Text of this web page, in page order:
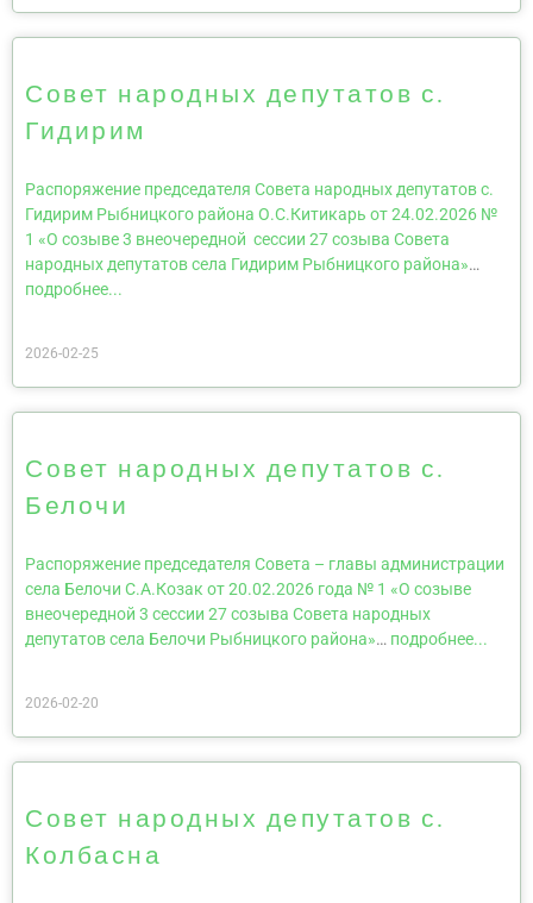
Совет народных депутатов с.
Гидирим
Распоряжение председателя Совета народных депутатов с.
Гидирим Рыбницкого района О.С.Китикарь от 24.02.2026 №
1 «О созыве 3 внеочередной сессии 27 созыва Совета
народных депутатов села Гидирим Рыбницкого района»…
подробнее...
2026-02-25
Совет народных депутатов с.
Белочи
Распоряжение председателя Совета – главы администрации
села Белочи С.А.Козак от 20.02.2026 года № 1 «О созыве
внеочередной 3 сессии 27 созыва Совета народных
депутатов села Белочи Рыбницкого района»… подробнее...
2026-02-20
Совет народных депутатов с.
Колбасна